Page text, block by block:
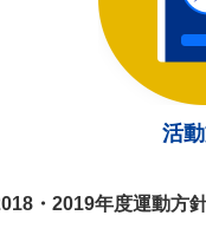
活
・2019年度運動方